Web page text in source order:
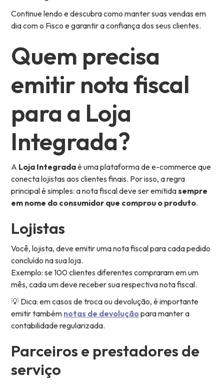
Continue lendo e descubra como manter suas vendas em
dia com o Fisco e garantir a confiança dos seus clientes.
Quem precisa
emitir nota fiscal
para a Loja
Integrada?
A Loja Integradaé uma plataforma de e-commerce que
conecta lojistas aos clientes finais. Por isso, a regra
principal é simples: a nota fiscal deve ser emitidasempre
em nome do consumidor que comprou o produto.
Lojistas
Você, lojista, deve emitir uma nota fiscal para cada pedido
concluído na sua loja.
Exemplo: se 100 clientes diferentes compraram em um
mês, cada um deve receber sua respectiva nota fiscal.
💡 Dica: em casos de troca ou devolução, é importante
emitir também notas de devolução para manter a
contabilidade regularizada.
Parceiros e prestadores de
serviço